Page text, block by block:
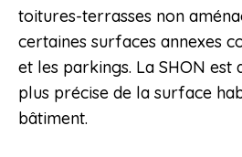
toitures-terrasses non
certaines surfaces annexes
et les parkings. La SHON est
plus précise de la surface
bâtiment.